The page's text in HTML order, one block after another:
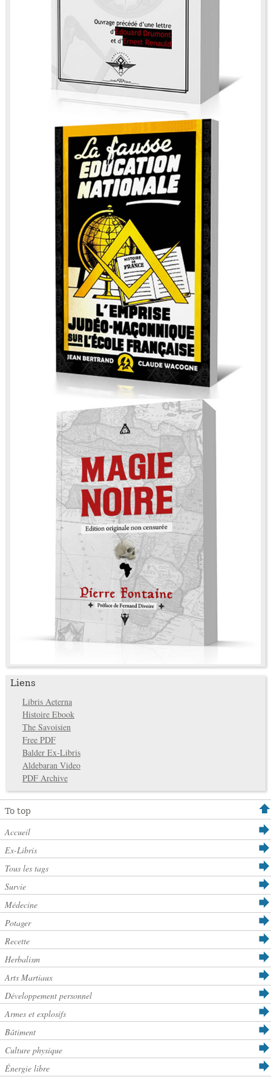
Liens
Libris Aeterna
Histoire Ebook
The Savoisien
Free PDF
Balder Ex-Libris
Aldebaran Video
PDF Archive
To top
Accueil
Ex-Libris
Tous les tags
Survie
Médecine
Potager
Recette
Herbalism
Arts Martiaux
Développement personnel
Armes et explosifs
Bâtiment
Culture physique
Énergie libre